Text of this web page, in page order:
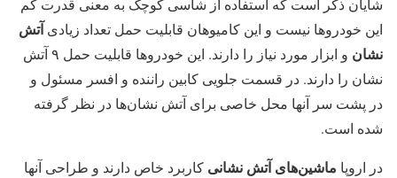
شایان ذکر است که استفاده از شاسی کوچک به معنی قدرت کم
این خودروها نیست و این کامیو‌هان قابلیت حمل تعداد زیادیآتش
نشان
و ابزار مورد نیاز را دارند. این خودروها قابلیت حمل ۹ آتش
نشان را دارند. در قسمت جلویی کابین راننده و افسر مسئول و
در پشت سر آنها محل خاصی برای آتش نشان‌ها در نظر گرفته
شده است.
در اروپا ماشین‌های آتش نشانی کاربرد خاص دارند و طراحی آنها